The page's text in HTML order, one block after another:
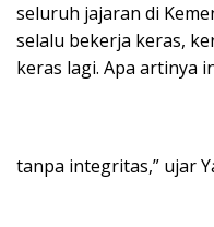
seluruh jajaran di
selalu bekerja keras,
keras lagi. Apa artinya
tanpa integritas,” ujar